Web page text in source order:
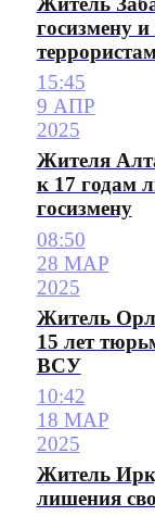
госизмену и
15:45
9 АПР
2025
Жителя
к 17 годам
госизмену
08:50
28 МАР
2025
Житель
15 лет
ВСУ
10:42
18 МАР
2025
Житель
лишения